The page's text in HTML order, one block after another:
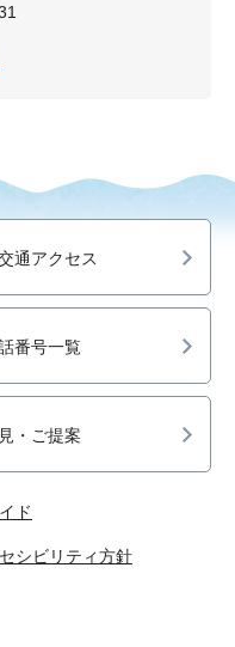
通アクセス
番号一覧
・ご提案
ド
シビリティ方針